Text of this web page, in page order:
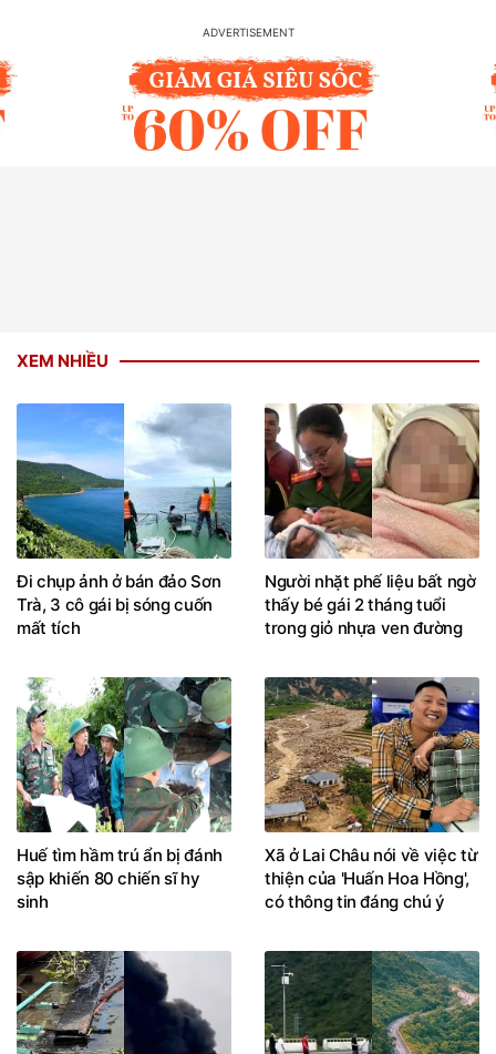
XEM NHIỀU
Đi chụp ảnh ở bán đảo Sơn
Trà, 3 cô gái bị sóng cuốn
mất tích
Người nhặt phế liệu bất ngờ
thấy bé gái 2 tháng tuổi
trong giỏ nhựa ven đường
Huế tìm hầm trú ẩn bị đánh
sập khiến 80 chiến sĩ hy
sinh
Xã ở Lai Châu nói về việc từ
thiện của 'Huấn Hoa Hồng',
có thông tin đáng chú ý